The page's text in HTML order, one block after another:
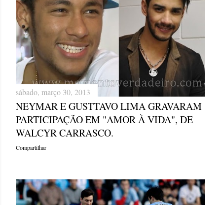
sábado, março 30, 2013
NEYMAR E GUSTTAVO LIMA GRAVARAM
PARTICIPAÇÃO EM "AMOR À VIDA", DE
WALCYR CARRASCO.
Compartilhar